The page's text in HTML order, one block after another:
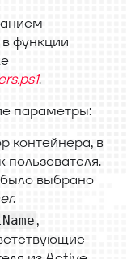
функции
.
параметры:
контейнера, в
пользователя.
выбрано
.
,